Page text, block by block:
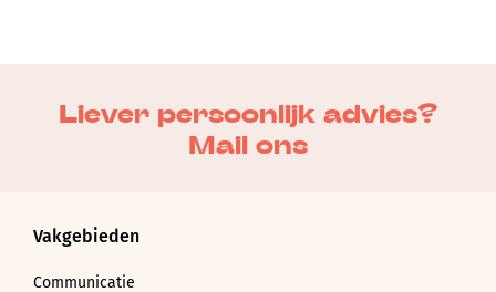
Vakgebieden
Communicatie
Liever persoonlijk advies?
Mail ons